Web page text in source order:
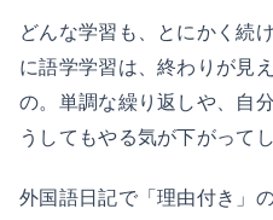
どんな学習も、とにかく続
に語学学習は、終わりが見
の。単調な繰り返しや、自
うしてもやる気が下がって
外国語日記で「理由付き」